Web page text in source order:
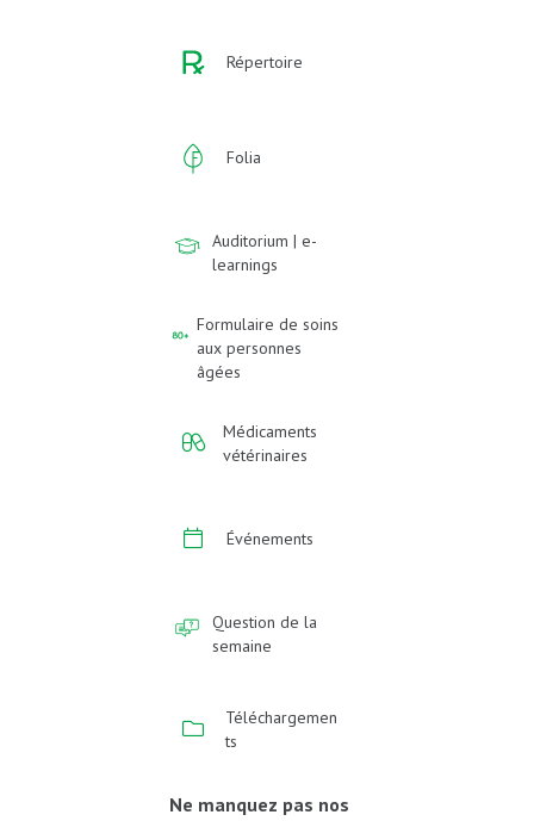
Répertoire
Folia
Auditorium | e-
learnings
Formulaire de soins
aux personnes
âgées
Médicaments
vétérinaires
Événements
Question de la
semaine
Téléchargemen
ts
Ne manquez pas nos